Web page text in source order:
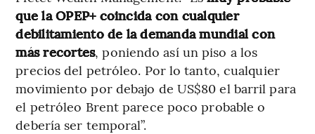
que la OPEP+ coincida con cualquier
debilitamiento de la demanda mundial con
más recortes, poniendo así un piso a los
precios del petróleo. Por lo tanto, cualquier
movimiento por debajo de US$80 el barril para
el petróleo Brent parece poco probable o
debería ser temporal”.